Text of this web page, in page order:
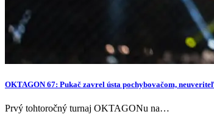
OKTAGON 67: Pukač zavrel ústa pochybovačom,
Prvý tohtoročný turnaj OKTAGONu na…